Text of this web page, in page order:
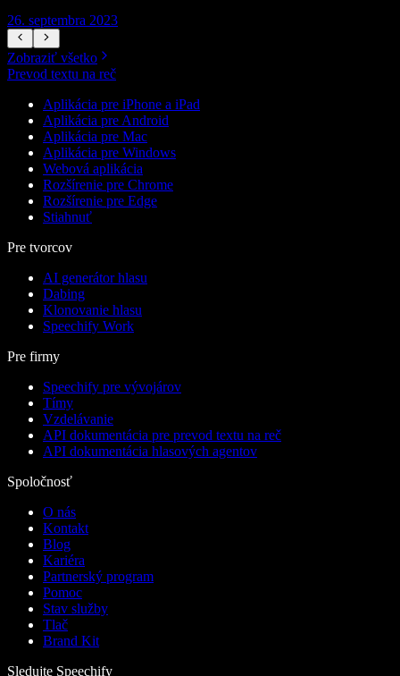
26. septembra 2023
Zobraziť všetko
Prevod textu na reč
Aplikácia pre iPhone a iPad
Aplikácia pre Android
Aplikácia pre Mac
Aplikácia pre Windows
Webová aplikácia
Rozšírenie pre Chrome
Rozšírenie pre Edge
Stiahnuť
Pre tvorcov
AI generátor hlasu
Dabing
Klonovanie hlasu
Speechify Work
Pre firmy
Speechify pre vývojárov
Tímy
Vzdelávanie
API dokumentácia pre prevod textu na reč
API dokumentácia hlasových agentov
Spoločnosť
O nás
Kontakt
Blog
Kariéra
Partnerský program
Pomoc
Stav služby
Tlač
Brand Kit
Sledujte Speechify